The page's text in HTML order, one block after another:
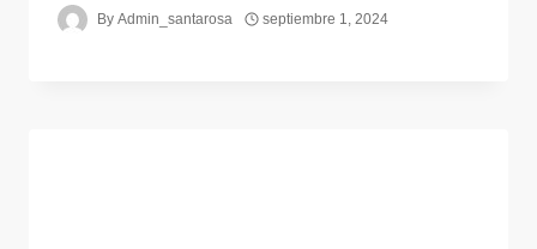
By Admin_santarosa septiembre 1, 2024